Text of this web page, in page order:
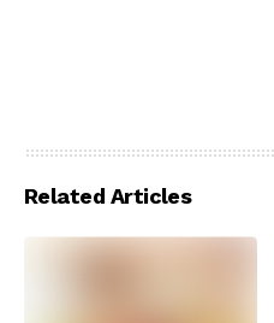
Related Articles